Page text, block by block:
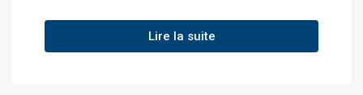
Lire la suite